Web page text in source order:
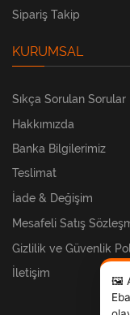
Sipariş Takip
KURUMSAL
Sıkça Sorulan Sorular
Hakkımızda
Banka Bilgilerimiz
Teslimat
İade & Değişim
Mesafeli Satış
Gizlilik ve Güvenlik
İletişim
🖼️